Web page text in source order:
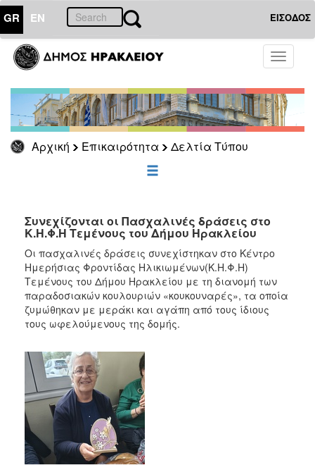
GR EN ΕΙΣΟΔΟΣ
Toggle
Αρχική Επικαιρότητα Δελτία Τύπου
ΕΠΙΚΑΙΡΟΤΗΤΑ
Τύπου
Αρχείο
ΕΠΙΣΚΕΠΤΗΣ
ΗΡΑΚΛΕΙΟ
Συνεχίζονται οι Πασχαλινές δράσεις στο
Κ.Η.Φ.Η Τεμένους του Δήμου Ηρακλείου
Οι πασχαλινές δράσεις συνεχίστηκαν στο Κέντρο
Ημερήσιας Φροντίδας Ηλικιωμένων(Κ.Η.Φ.Η)
Τεμένους του Δήμου Ηρακλείου με τη διανομή των
παραδοσιακών κουλουριών «κουκουναρές», τα οποία
ζυμώθηκαν με μεράκι και αγάπη από τους ίδιους
τους ωφελούμενους της δομής.